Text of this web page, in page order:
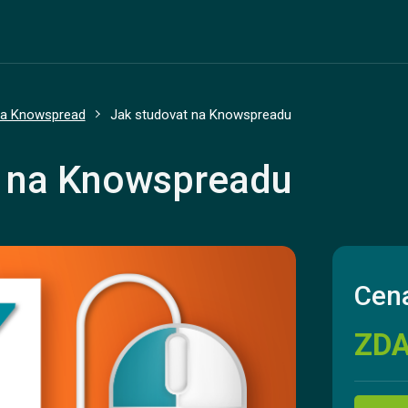
Knowspread Jak studovat na Knowspreadu
Knowspreadu